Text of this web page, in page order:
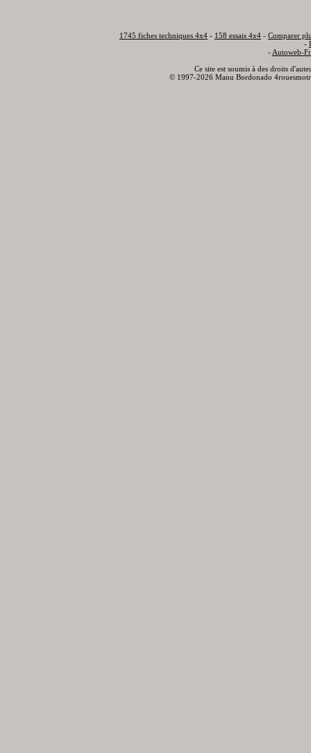
1745 fiches techniques 4x4 - 158 essais 4x4 - Comparer
-
- Autoweb-
Ce site est soumis à des droits
© 1997-2026 Manu Bordonado